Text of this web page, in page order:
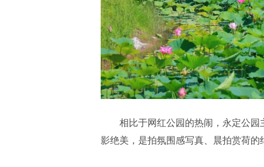
相比于网红公园的热闹，永定公
影绝美，是拍氛围感写真、晨拍赏荷的